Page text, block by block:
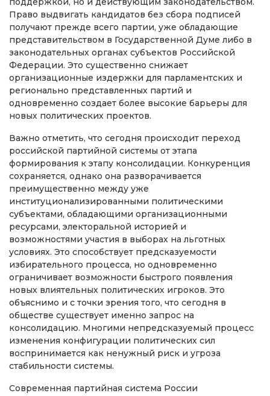
Право выдвигать кандидатов без сбора подписей
получают прежде всего партии, уже обладающие
представительством в Государственной Думе либо в
законодательных органах субъектов Российской
Федерации. Это существенно снижает
организационные издержки для парламентских и
регионально представленных партий и
одновременно создает более высокие барьеры для
новых политических проектов.
Важно отметить, что сегодня происходит переход
российской партийной системы от этапа
формирования к этапу консолидации. Конкуренция
сохраняется, однако она разворачивается
преимущественно между уже
институционализированными политическими
субъектами, обладающими организационными
ресурсами, электоральной историей и
возможностями участия в выборах на льготных
условиях. Это способствует предсказуемости
избирательного процесса, но одновременно
ограничивает возможности быстрого появления
новых влиятельных политических игроков. Это
объяснимо и с точки зрения того, что сегодня в
обществе существует именно запрос на
консолидацию. Многими непредсказуемый процесс
изменения конфигурации политических сил
воспринимается как ненужный риск и угроза
стабильности системы.
Современная партийная система России